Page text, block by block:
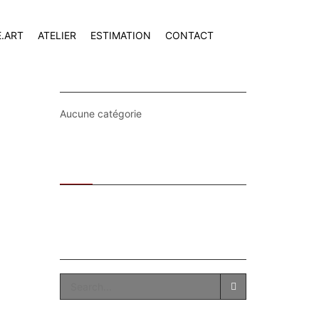
ATELIER ESTIMATION CONTACT
Aucune catégorie